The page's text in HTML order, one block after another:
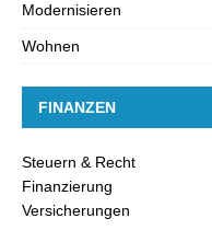
Modernisieren
Wohnen
FINANZEN
Steuern & Recht
Finanzierung
Versicherungen